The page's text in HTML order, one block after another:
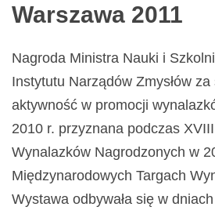
Warszawa 2011
Nagroda Ministra Nauki i
Instytutu Narządów Zmysłów
aktywność w promocji
2010 r. przyznana podczas XVIII
Wynalazków Nagrodzonych w
Międzynarodowych Targach
Wystawa odbywała się w